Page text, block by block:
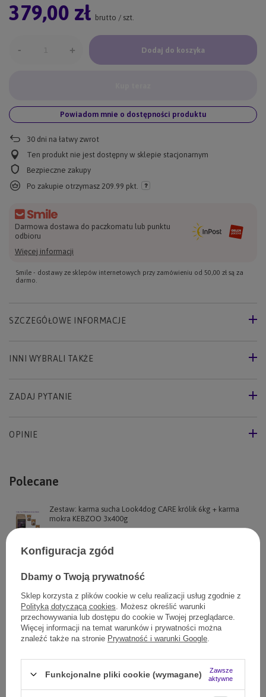
379,00 zł brutto / szt.
- + Dodaj do koszyka
Powiadom mnie o dostępności produktu
30 dni na łatwy zwrot
Ten produkt nie jest dostępny w sklepie stacjonarnym
Bezpieczne zakupy
Po zakupie otrzymasz 209.99 pkt.
Darmowa dostawa do paczkomatu lub punktu
odbioru
Więcej informacji
Smile - dostawy ze sklepów internetowych przy zamówieniu od 50,00 zł są za
darmo.
SZCZEGÓŁOWE INFORMACJE
INNI WYBRALI TAKŻE
ZADAJ PYTANIE
OPINIE
Polecane
Zestaw: karma sucha Look4dog CARE królik 6kg + karma
mokra KEBZOO 3x400g
11897pkt.
KEBZOO
360,45 zł
11097
Karma Look4dog CARE jagnięcina mała rasa + KEBZOO
jagnięcina 3x400g
11302pkt.
Karma Look4dog CARE Łosoś i pstrąg 6 kg + KEBZOO
Konfiguracja zgód
Dbamy o Twoją prywatność
Sklep korzysta z plików cookie w celu realizacji usług zgodnie z
Polityką dotyczącą cookies . Możesz określić warunki
przechowywania lub dostępu do cookie w Twojej przeglądarce.
Więcej informacji na temat warunków i prywatności można
znaleźć także na stronie Prywatność i warunki Google
Funkcjonalne pliki cookie (wymagane)
Zawsze
aktywne